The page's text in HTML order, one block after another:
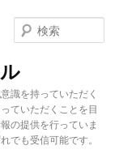
識を持っていただく
ていただくことを目
の提供を行っていま
でも受信可能です。
索